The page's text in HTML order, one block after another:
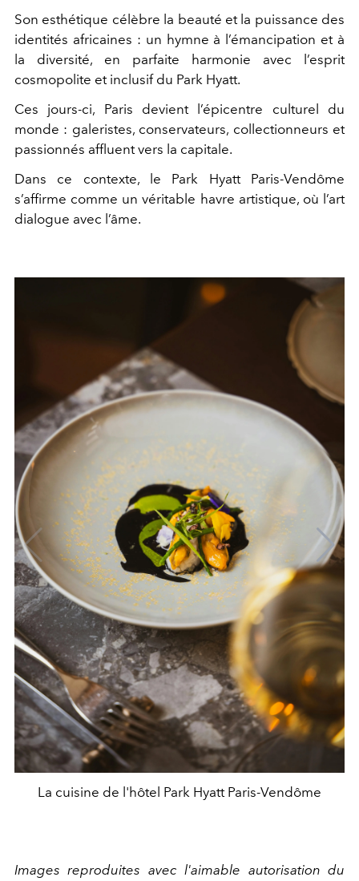
Son esthétique célèbre la beauté et la puissance des
identités africaines : un hymne à l’émancipation et à
la diversité, en parfaite harmonie avec l’esprit
cosmopolite et inclusif du Park Hyatt.
Ces jours-ci, Paris devient l’épicentre culturel du
monde : galeristes, conservateurs, collectionneurs et
passionnés affluent vers la capitale.
Dans ce contexte, le Park Hyatt Paris-Vendôme
s’affirme comme un véritable havre artistique, où l’art
dialogue avec l’âme.
La cuisine de l'hôtel Park Hyatt Paris-Vendôme
Images reproduites avec l'aimable autorisation du